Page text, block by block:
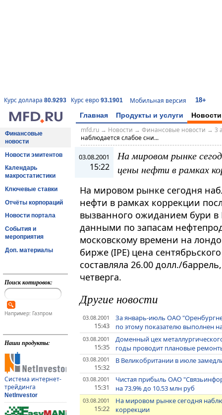
Курс доллара 80.9293 Курс евро 93.1901 Мобильная версия 18+
Главная Продукты и услуги Новости
Финансовые
новости
Новости эмитентов
Календарь
макростатистики
Ключевые ставки
Отчёты корпораций
Новости портала
События и
мероприятия
Доп. материалы
Поиск котировок:
Например: Газпром
Наши продукты:
Система интернет-
трейдинга
NetInvestor
mfd.ru→ Новости → Финансовые новости → 3
наблюдается слабое сни...
03.08.2001
15:22
На мировом рынке
цены нефти в рамках
На мировом рынке сегодня
нефти в рамках коррекции
вызванного ожиданием бури в
данными по запасам
московскому времени на
бирже (IPE) цена
составляла 26.00 долл./
четверга.
Другие новости
03.08.2001
15:43
За январь-июль ОАО
по этому показателю выполнен
03.08.2001
15:35
Доменный цех
годы проводит плановые
03.08.2001
15:32
В Великобритании в июле
03.08.2001
15:31
Чистая прибыль ОАО
на 73.9% до 10.53 млн руб
03.08.2001
15:22
На мировом рынке сегодня
коррекции